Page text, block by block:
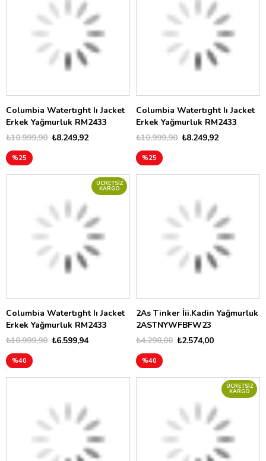
Columbia Watertıght Iı Jacket
Erkek Yağmurluk RM2433
₺8.249,92
₺10.999,90
%25
Columbia Watertıght Iı Jacket
Erkek Yağmurluk RM2433
₺8.249,92
₺10.999,90
%25
Columbia Watertıght Iı Jacket
Erkek Yağmurluk RM2433
₺6.599,94
₺10.999,90
%40
ÜCRETSIZ
KARGO
2As Tinker İii.Kadin Yağmurluk
2ASTNYWFBFW23
₺2.574,00
₺4.290,00
%40
ÜCRETSIZ
KARGO